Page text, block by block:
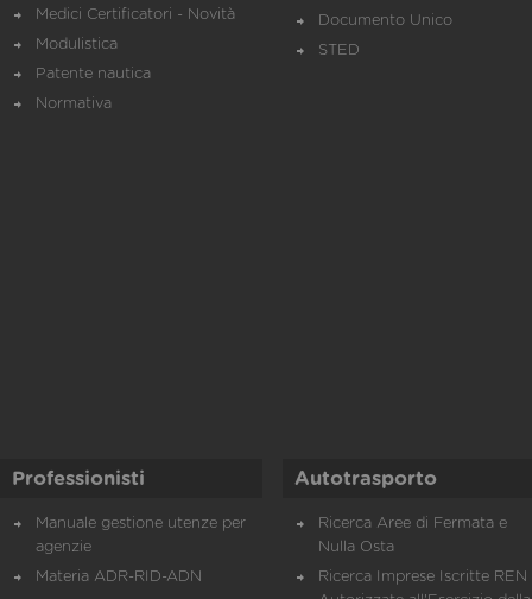
Medici Certificatori - Novità
Modulistica
Patente nautica
Normativa
Documento Unico
STED
Professionisti
Manuale gestione utenze per
agenzie
Materia ADR-RID-ADN
Autotrasporto
Ricerca Aree di Fermata e
Nulla Osta
Ricerca Imprese Iscritte REN